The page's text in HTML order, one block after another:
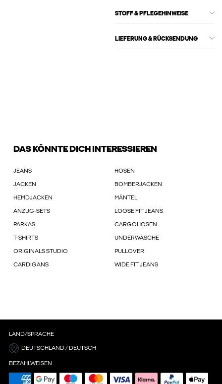
STOFF & PFLEGEHINWEISE
LIEFERUNG & RÜCKSENDUNG
DAS KÖNNTE DICH INTERESSIEREN
JEANS HOSEN
JACKEN BOMBERJACKEN
HEMDJACKEN MÄNTEL
ANZUG-SETS LOOSE FIT JEANS
PARKAS CARGOHOSEN
T-SHIRTS UNDERWÄSCHE
ORIGINALS STUDIO PULLOVER
CARDIGANS WIDE FIT JEANS
LAND/SPRACHE
DEUTSCHLAND / DEUTSCH
BEZAHLWEISEN